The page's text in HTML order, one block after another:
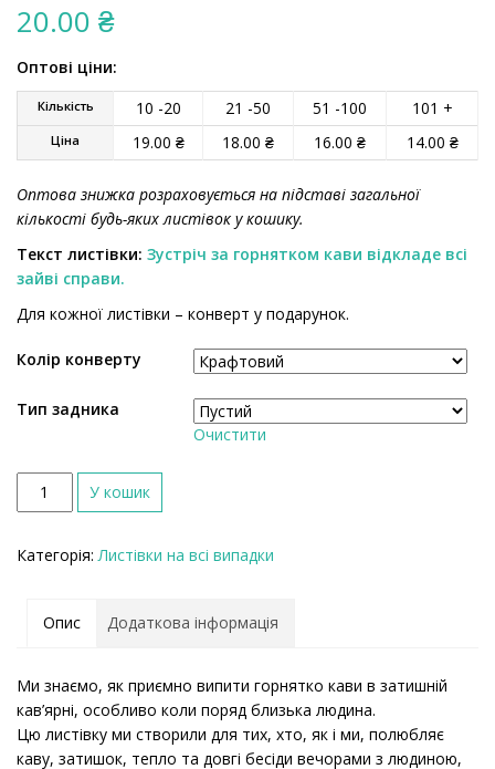
20.00 ₴
Оптові ціни:
Кількість 10 -20 21 -50 51 -100 101 +
Ціна 19.00 ₴ 18.00 ₴ 16.00 ₴ 14.00 ₴
Оптова знижка розраховується на підставі загальної
кількості будь-яких листівок у кошику.
Текст листівки: Зустріч за горнятком кави відкладе всі
зайві справи.
Для кожної листівки – конверт у подарунок.
Колір конверту
Тип задника
Очистити
і
ь
ь
У кошик
Категорія:Листівки на всі випадки
Опис Додаткова інформація
Ми знаємо, як приємно випити горнятко кави в затишній
кав’ярні, особливо коли поряд близька людина.
Цю листівку ми створили для тих, хто, як і ми, полюбляє
каву, затишок, тепло та довгі бесіди вечорами з людиною,